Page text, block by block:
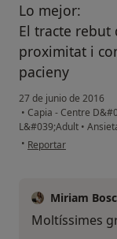
Lo mejor:
El tracte
proximitat i
pacieny
27 de junio de 2016
• Capia - Centre
L&#039;Adult •
• en opinión del
Reportar
Miriam
Moltíssimes